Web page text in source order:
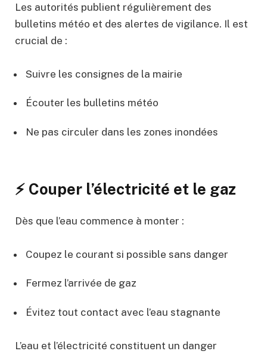
Les autorités publient régulièrement des
bulletins météo et des alertes de vigilance. Il est
crucial de :
Suivre les consignes de la mairie
Écouter les bulletins météo
Ne pas circuler dans les zones inondées
⚡ Couper l’électricité et le gaz
Dès que l’eau commence à monter :
Coupez le courant si possible sans danger
Fermez l’arrivée de gaz
Évitez tout contact avec l’eau stagnante
L’eau et l’électricité constituent un danger